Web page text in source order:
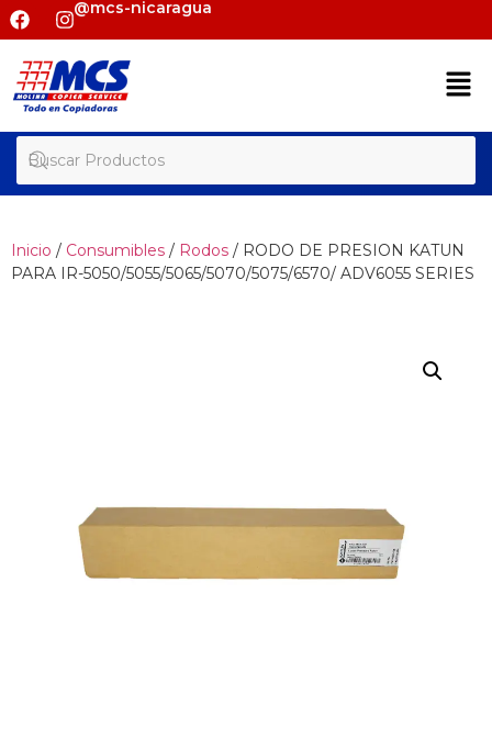
@mcs-nicaragua
Inicio / Consumibles / Rodos / RODO DE PRESION KATUN
PARA IR-5050/5055/5065/5070/5075/6570/ ADV6055 SERIES